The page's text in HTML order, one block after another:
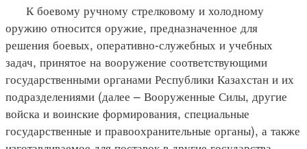
К боевому ручному стрелковому и холодному
оружию относится оружие, предназначенное для
решения боевых, оперативно-служебных и учебных
задач, принятое на вооружение соответствующими
государственными органами Республики Казахстан и их
подразделениями (далее – Вооруженные Силы, другие
войска и воинские формирования, специальные
государственные и правоохранительные органы), а также